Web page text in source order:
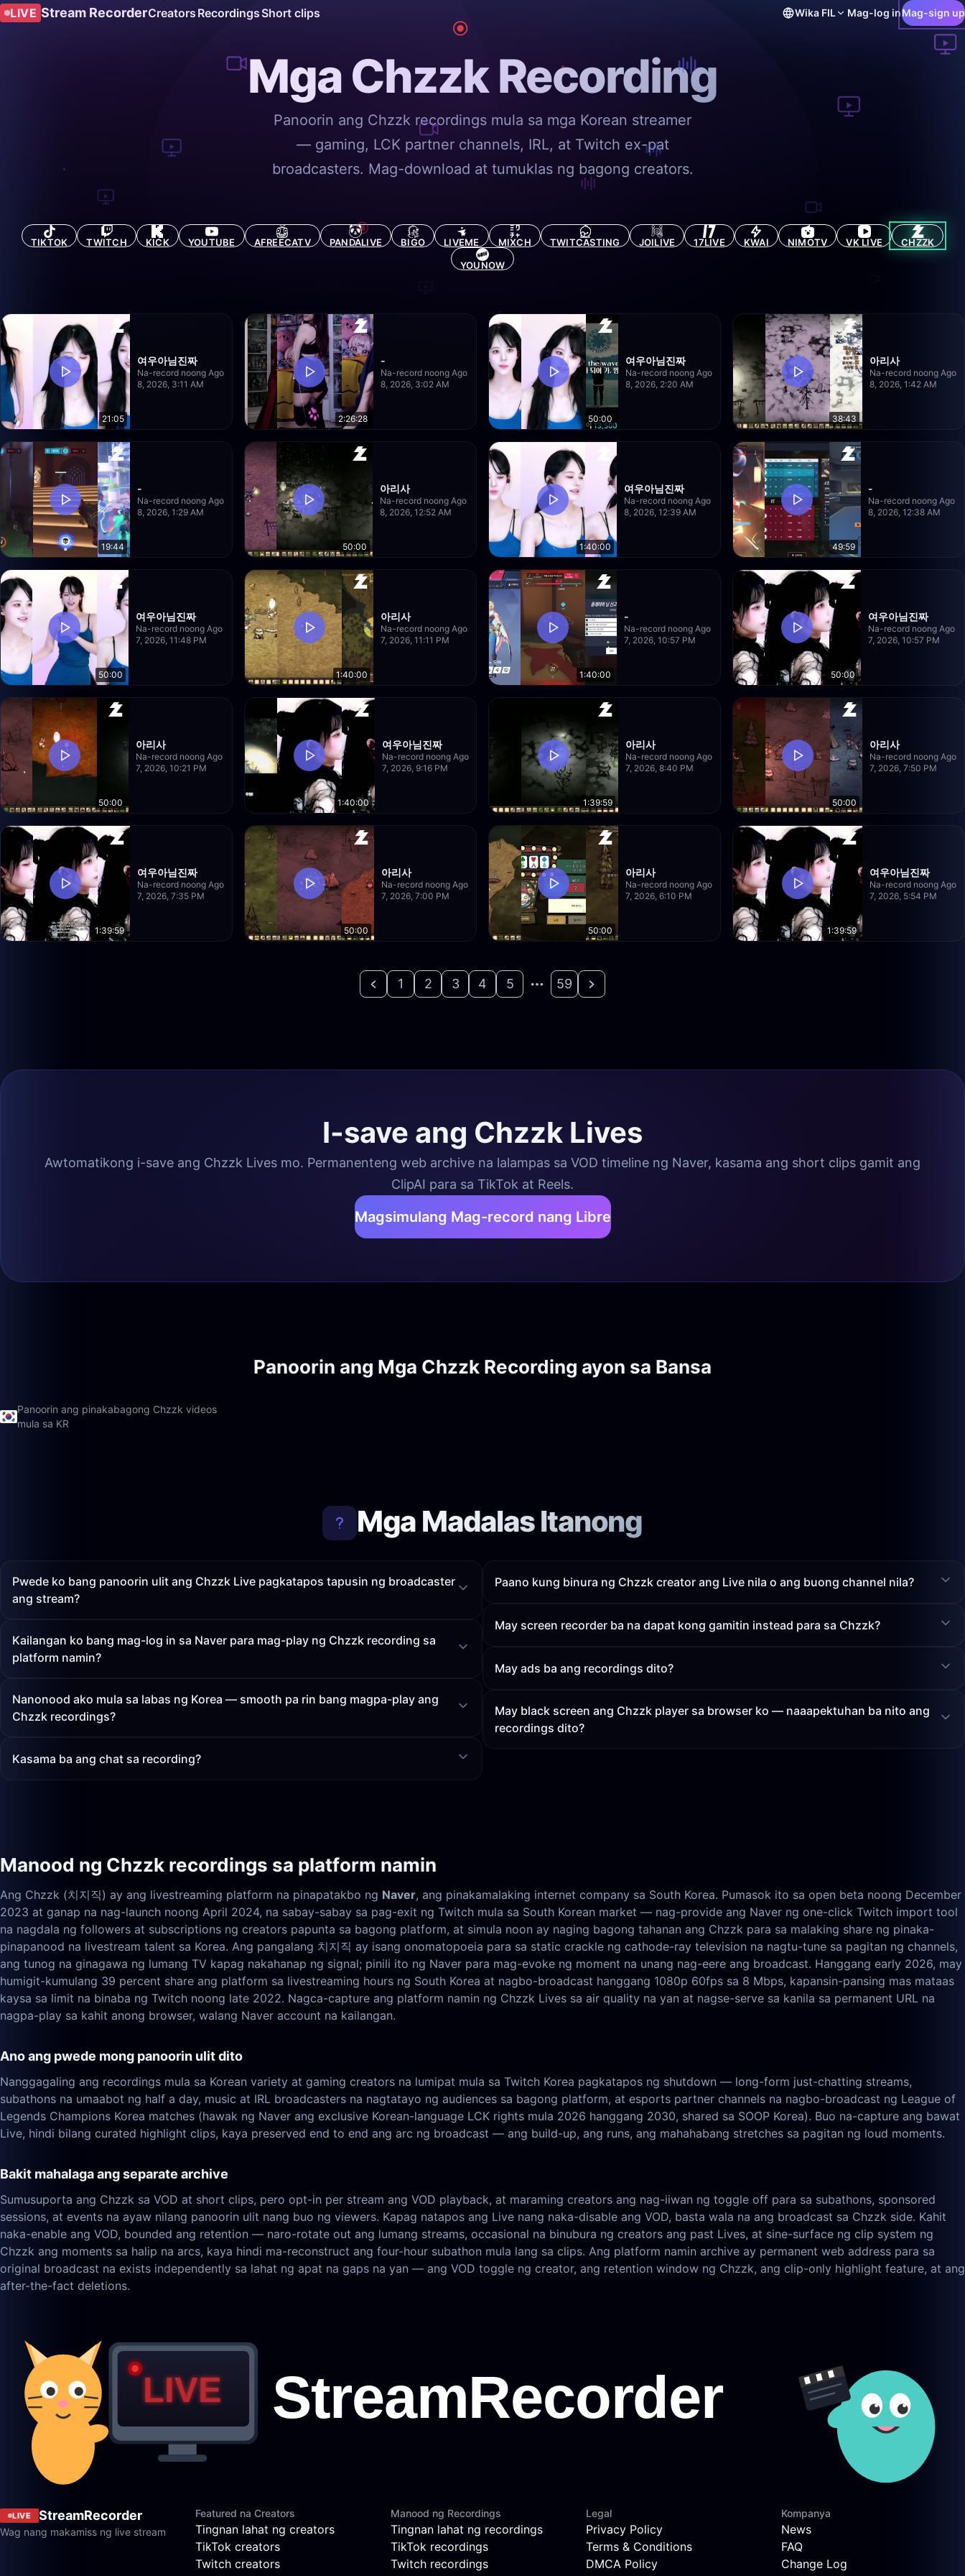
LIVE Stream RecorderCreators Recordings Short clips Wika FIL Mag-log inMag-sign up
Mga Chzzk Recording
Panoorin ang Chzzk recordings mula sa mga Korean streamer
— gaming, LCK partner channels, IRL, at Twitch ex-pat
broadcasters. Mag-download at tumuklas ng bagong creators.
TIKTOK TWITCH KICK YOUTUBE AFREECATV PANDALIVE BIGO LIVEME MIXCH TWITCASTING JOILIVE 17LIVE KWAI NIMOTV VK LIVE
CHZZK
YOUNOW
21:05
여우아님진짜
Na-record noong Ago
8, 2026, 3:11 AM
2:26:28
-
Na-record noong Ago
8, 2026, 3:02 AM
50:00
여우아님진짜
Na-record noong Ago
8, 2026, 2:20 AM
38:43
아리사
Na-record noong Ago
8, 2026, 1:42 AM
19:44
-
Na-record noong Ago
8, 2026, 1:29 AM
50:00
아리사
Na-record noong Ago
8, 2026, 12:52 AM
1:40:00
여우아님진짜
Na-record noong Ago
8, 2026, 12:39 AM
49:59
-
Na-record noong Ago
8, 2026, 12:38 AM
50:00
여우아님진짜
Na-record noong Ago
7, 2026, 11:48 PM
1:40:00
아리사
Na-record noong Ago
7, 2026, 11:11 PM
1:40:00
-
Na-record noong Ago
7, 2026, 10:57 PM
50:00
여우아님진짜
Na-record noong Ago
7, 2026, 10:57 PM
50:00
아리사
Na-record noong Ago
7, 2026, 10:21 PM
1:40:00
여우아님진짜
Na-record noong Ago
7, 2026, 9:16 PM
1:39:59
아리사
Na-record noong Ago
7, 2026, 8:40 PM
50:00
아리사
Na-record noong Ago
7, 2026, 7:50 PM
1:39:59
여우아님진짜
Na-record noong Ago
7, 2026, 7:35 PM
50:00
아리사
Na-record noong Ago
7, 2026, 7:00 PM
50:00
아리사
Na-record noong Ago
7, 2026, 6:10 PM
1:39:59
여우아님진짜
Na-record noong Ago
7, 2026, 5:54 PM
1 2 3 4 5 59
I-save ang Chzzk Lives
Awtomatikong i-save ang Chzzk Lives mo. Permanenteng web archive na lalampas sa VOD timeline ng Naver, kasama ang short clips gamit ang
ClipAI para sa TikTok at Reels.
Magsimulang Mag-record nang Libre
Panoorin ang Mga Chzzk Recording ayon sa Bansa
Panoorin ang pinakabagong Chzzk videos
mula sa KR
Mga Madalas Itanong
Pwede ko bang panoorin ulit ang Chzzk Live pagkatapos tapusin ng broadcaster
ang stream?
Kailangan ko bang mag-log in sa Naver para mag-play ng Chzzk recording sa
platform namin?
Nanonood ako mula sa labas ng Korea — smooth pa rin bang magpa-play ang
Chzzk recordings?
Kasama ba ang chat sa recording?
Paano kung binura ng Chzzk creator ang Live nila o ang buong channel nila?
May screen recorder ba na dapat kong gamitin instead para sa Chzzk?
May ads ba ang recordings dito?
May black screen ang Chzzk player sa browser ko — naaapektuhan ba nito ang
recordings dito?
Manood ng Chzzk recordings sa platform namin
Ang Chzzk (치지직) ay ang livestreaming platform na pinapatakbo ng Naver, ang pinakamalaking internet company sa South Korea. Pumasok ito sa open beta noong December
2023 at ganap na nag-launch noong April 2024, na sabay-sabay sa pag-exit ng Twitch mula sa South Korean market — nag-provide ang Naver ng one-click Twitch import tool
na nagdala ng followers at subscriptions ng creators papunta sa bagong platform, at simula noon ay naging bagong tahanan ang Chzzk para sa malaking share ng pinaka-
pinapanood na livestream talent sa Korea. Ang pangalang 치지직 ay isang onomatopoeia para sa static crackle ng cathode-ray television na nagtu-tune sa pagitan ng channels,
ang tunog na ginagawa ng lumang TV kapag nakahanap ng signal; pinili ito ng Naver para mag-evoke ng moment na unang nag-eere ang broadcast. Hanggang early 2026, may
humigit-kumulang 39 percent share ang platform sa livestreaming hours ng South Korea at nagbo-broadcast hanggang 1080p 60fps sa 8 Mbps, kapansin-pansing mas mataas
kaysa sa limit na binaba ng Twitch noong late 2022. Nagca-capture ang platform namin ng Chzzk Lives sa air quality na yan at nagse-serve sa kanila sa permanent URL na
nagpa-play sa kahit anong browser, walang Naver account na kailangan.
Ano ang pwede mong panoorin ulit dito
Nanggagaling ang recordings mula sa Korean variety at gaming creators na lumipat mula sa Twitch Korea pagkatapos ng shutdown — long-form just-chatting streams,
subathons na umaabot ng half a day, music at IRL broadcasters na nagtatayo ng audiences sa bagong platform, at esports partner channels na nagbo-broadcast ng League of
Legends Champions Korea matches (hawak ng Naver ang exclusive Korean-language LCK rights mula 2026 hanggang 2030, shared sa SOOP Korea). Buo na-capture ang bawat
Live, hindi bilang curated highlight clips, kaya preserved end to end ang arc ng broadcast — ang build-up, ang runs, ang mahahabang stretches sa pagitan ng loud moments.
Bakit mahalaga ang separate archive
Sumusuporta ang Chzzk sa VOD at short clips, pero opt-in per stream ang VOD playback, at maraming creators ang nag-iiwan ng toggle off para sa subathons, sponsored
sessions, at events na ayaw nilang panoorin ulit nang buo ng viewers. Kapag natapos ang Live nang naka-disable ang VOD, basta wala na ang broadcast sa Chzzk side. Kahit
naka-enable ang VOD, bounded ang retention — naro-rotate out ang lumang streams, occasional na binubura ng creators ang past Lives, at sine-surface ng clip system ng
Chzzk ang moments sa halip na arcs, kaya hindi ma-reconstruct ang four-hour subathon mula lang sa clips. Ang platform namin archive ay permanent web address para sa
original broadcast na exists independently sa lahat ng apat na gaps na yan — ang VOD toggle ng creator, ang retention window ng Chzzk, ang clip-only highlight feature, at ang
after-the-fact deletions.
LIVE StreamRecorder
Wag nang makamiss ng live stream
Featured na Creators
Tingnan lahat ng creators
TikTok creators
Twitch creators
Manood ng Recordings
Tingnan lahat ng recordings
TikTok recordings
Twitch recordings
Legal
Privacy Policy
Terms & Conditions
DMCA Policy
Kompanya
News
FAQ
Change Log